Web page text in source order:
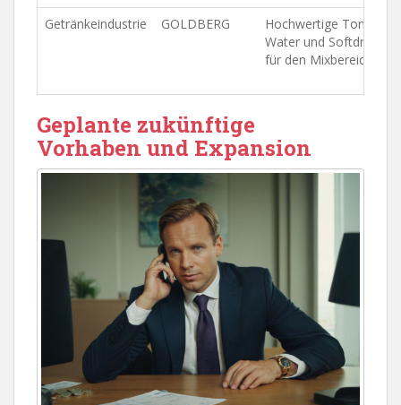
Getränkeindustrie
GOLDBERG
Hochwertige Tonic
Water und Softdrinks
für den Mixbereich.
Geplante zukünftige
Vorhaben und Expansion